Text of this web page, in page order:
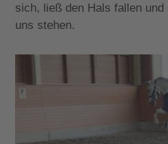
sich, ließ den Hals fallen und
uns stehen.